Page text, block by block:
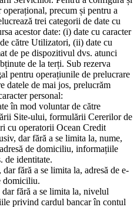
precum și pentru a
trei categorii de date cu
acestor date: (i) date cu caracter
către Utilizatori, (ii) date cu
de pe dispozitivul dvs. atunci
de la terți. Sub rezerva
pentru operațiunile de prelucrare
datele de mai jos, prelucrăm
personal:
în mod voluntar de către
Site-ului, formulării Cererilor de
cu operatorii Ocean Credit
dar fără a se limita la, nume,
de domiciliu, informațiile
de identitate.
fără a se limita la, adresă de e-
domiciliu.
fără a se limita la, nivelul
privind cardul bancar în contul